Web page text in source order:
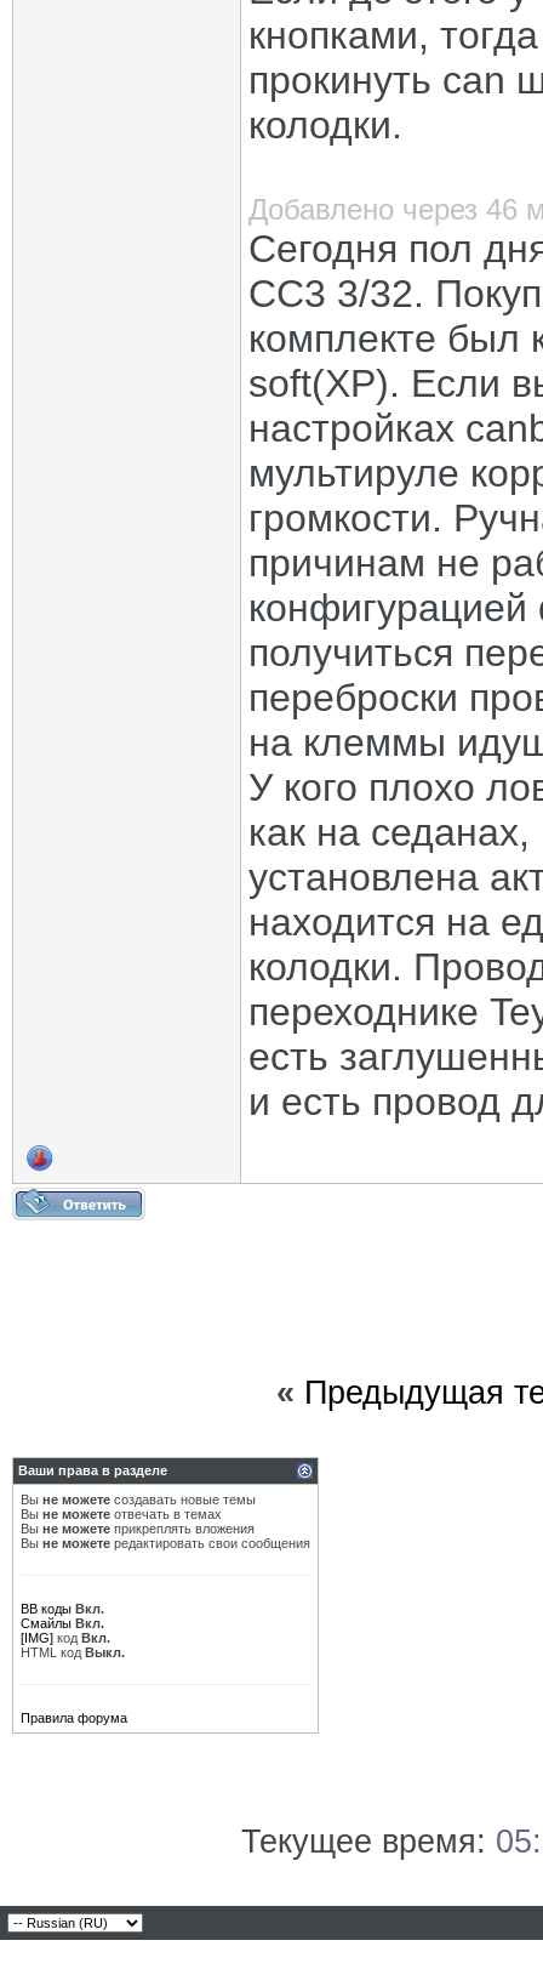
кнопками,
прокинуть can
колодки.
Добавлено через 46
Сегодня пол
CC3 3/32.
комплекте был
soft(XP). Если
настройках
мультируле
громкости.
причинам не
получиться
переброски
на клеммы
У кого плохо
как на
установлена
находится на
колодки.
переходнике
есть
и есть провод
« Предыдущая
Ваши права в разделе
Вы не можете создавать новые темы
Вы не можете отвечать в темах
Вы не можете прикреплять вложения
Вы не можете редактировать свои сообщения
BB коды Вкл.
Смайлы Вкл.
[IMG] код Вкл.
HTML код Выкл.
Правила форума
Текущее время: